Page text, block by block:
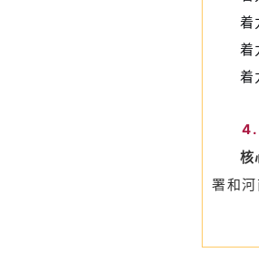
着
着
着
4.
核
署和